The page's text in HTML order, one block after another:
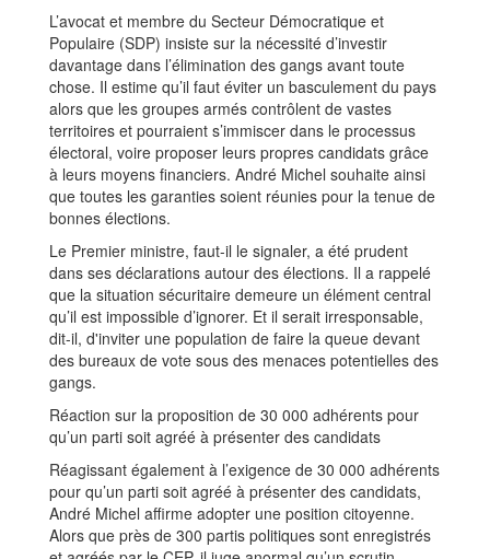
L’avocat et membre du Secteur Démocratique et
Populaire (SDP) insiste sur la nécessité d’investir
davantage dans l’élimination des gangs avant toute
chose. Il estime qu’il faut éviter un basculement du pays
alors que les groupes armés contrôlent de vastes
territoires et pourraient s’immiscer dans le processus
électoral, voire proposer leurs propres candidats grâce
à leurs moyens financiers. André Michel souhaite ainsi
que toutes les garanties soient réunies pour la tenue de
bonnes élections.
Le Premier ministre, faut-il le signaler, a été prudent
dans ses déclarations autour des élections. Il a rappelé
que la situation sécuritaire demeure un élément central
qu’il est impossible d’ignorer. Et il serait irresponsable,
dit-il, d'inviter une population de faire la queue devant
des bureaux de vote sous des menaces potentielles des
gangs.
Réaction sur la proposition de 30 000 adhérents pour
qu’un parti soit agréé à présenter des candidats
Réagissant également à l’exigence de 30 000 adhérents
pour qu’un parti soit agréé à présenter des candidats,
André Michel affirme adopter une position citoyenne.
Alors que près de 300 partis politiques sont enregistrés